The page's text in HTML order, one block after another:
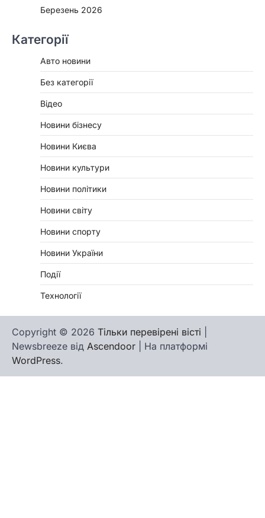
Березень 2026
Категорії
Авто новини
Без категорії
Відео
Новини бізнесу
Новини Києва
Новини культури
Новини політики
Новини світу
Новини спорту
Новини України
Події
Технології
Copyright © 2026 Тільки перевірені вісті
Newsbreeze від Ascendoor | На платформі
WordPress.